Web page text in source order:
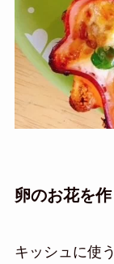
卵のお花を
キッシュに使